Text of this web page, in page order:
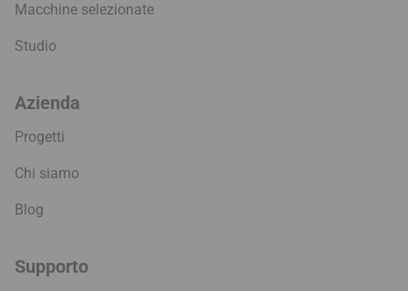
Macchine selezionate
Studio
Azienda
Progetti
Chi siamo
Blog
Supporto